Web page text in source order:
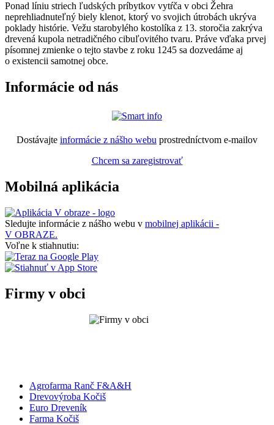
Ponad líniu striech ľudských príbytkov vytŕča v obci Žehra
neprehliadnuteľný biely klenot, ktorý vo svojich útrobách ukrýva
poklady histórie. Vežu starobylého kostolíka z 13. storočia zakrýva
drevená kupola netradičného cibuľovitého tvaru. Práve vďaka prvej
písomnej zmienke o tejto stavbe z roku 1245 sa dozvedáme aj
o existencii samotnej obce.
Informácie od nás
Dostávajte informácie z nášho webu prostredníctvom e-mailov
Chcem sa zaregistrovať
Mobilná aplikácia
Sledujte informácie z nášho webu v mobilnej aplikácii -
V OBRAZE.
Voľne k stiahnutiu:
Firmy v obci
Agrofarma Ranč F&A&H
Drevovýroba Kočiš
Euro Dreveník
Farma Kočiš